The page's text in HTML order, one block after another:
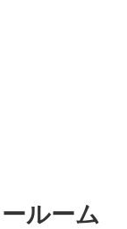
ルーム